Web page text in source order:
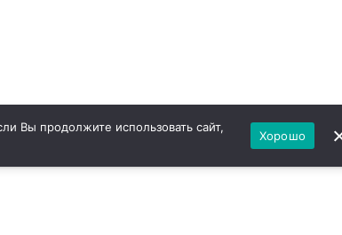
Вы продолжите использовать сайт,
Хорошо